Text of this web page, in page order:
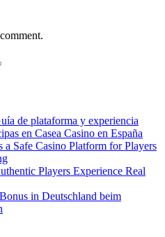
de plataforma y experiencia
en Casea Casino en España
a Safe Casino Platform for Players
Players Experience Real
in Deutschland beim